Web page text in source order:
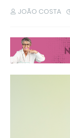
JOÃO COSTA